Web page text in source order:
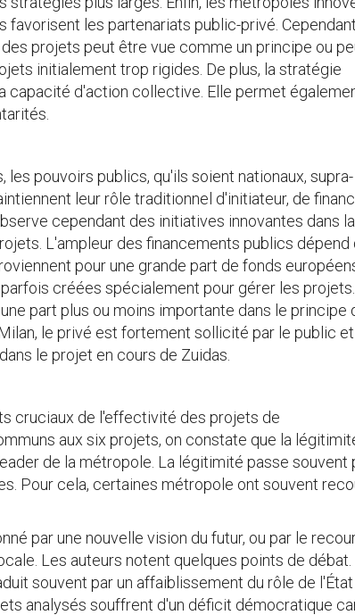
favorisent les partenariats public-privé.
projets peut être vue comme un principe ou
initialement trop rigides. De plus, la stratégie
capacité d'action collective. Elle permet
les pouvoirs publics, qu'ils soient nationaux, supra-
leur rôle traditionnel d'initiateur, de
cependant des initiatives innovantes dans la
L'ampleur des financements publics dépend
pour une grande part de fonds
créées spécialement pour gérer les projets.
part plus ou moins importante dans le principe
le privé est fortement sollicité par le public
le projet en cours de Zuidas.
cruciaux de l'effectivité des projets de
aux six projets, on constate que la
de la métropole. La légitimité passe souvent
Pour cela, certaines métropole ont souvent
par une nouvelle vision du futur, ou par le
Les auteurs notent quelques points de débat.
souvent par un affaiblissement du rôle de l'État
analysés souffrent d'un déficit démocratique